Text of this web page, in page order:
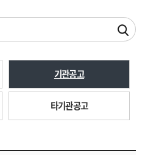
기관공고
타기관공고